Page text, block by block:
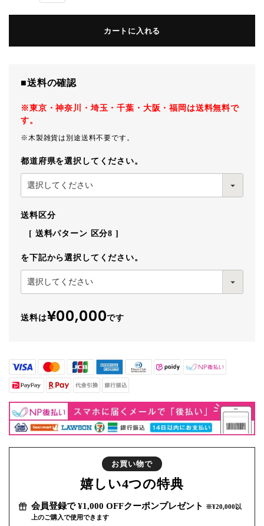
カートに入れる
■送料の確認
※東京・神奈川・埼玉・千葉・大阪・福岡は送料無料で
す。
※木製雑貨は別途送料不要です。
都道府県を選択してください。
送料区分
送料パターン 区分8
を下記から選択してください。
送料は¥00,000です
お買い物で
嬉しい4つの特典
会員登録で ¥1,000 OFFクーポンプレゼント
※¥20,000以
上のご購入で使用できます